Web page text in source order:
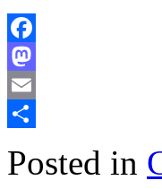
Facebook
Mastodon
Email
Posted in